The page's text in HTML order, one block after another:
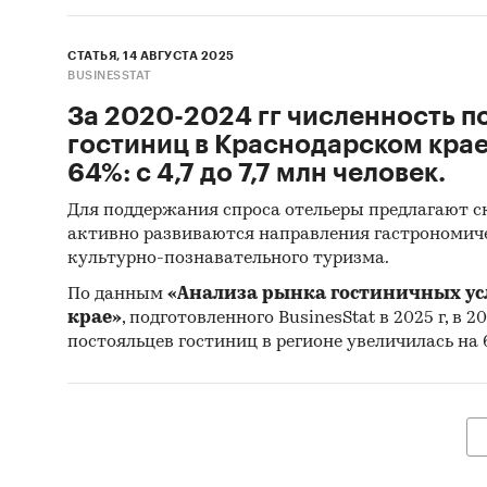
с
10.
11.
СТАТЬЯ, 14 АВГУСТА 2025
BUSINESSTAT
За 2020-2024 гг численность
гостиниц в Краснодарском
64%: с 4,7 до 7,7 млн человек.
Для поддержания спроса отельеры предлагают
активно развиваются направления
культурно-познавательного туризма.
По данным «Анализа рынка гостиничных
крае», подготовленного BusinesStat в 2025 г, в
постояльцев гостиниц в регионе увеличилась на